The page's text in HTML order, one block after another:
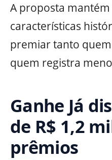
A proposta
características
premiar tanto
quem registra
Ganhe Já
de R$ 1,2
prêmios